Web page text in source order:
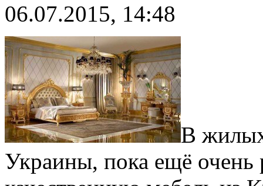
06.07.2015, 14:48
В
Украины, пока ещё очень